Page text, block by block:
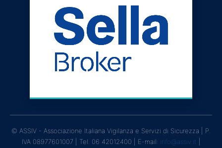
© ASSIV - Associazione Italiana Vigilanza e Servizi di Sicurezza | P.
IVA 08977601007 | Tel. 06 42012400 | E-mail: info@assiv.it